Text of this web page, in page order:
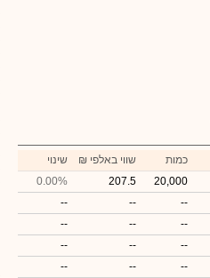
כמות ₪ שווי באלפי
שינוי
20,000
207.5
0.00%
--
--
--
--
--
--
--
--
--
--
--
--